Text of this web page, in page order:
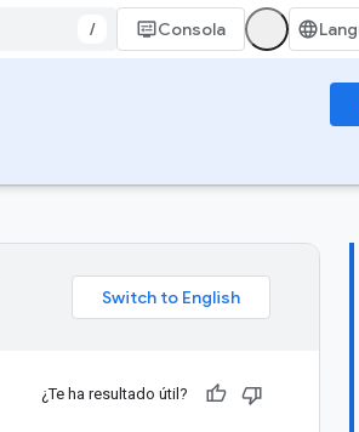
/ Consola
¿Te ha resultado útil?